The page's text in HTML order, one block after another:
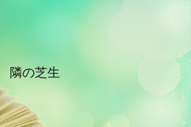
隣の芝生